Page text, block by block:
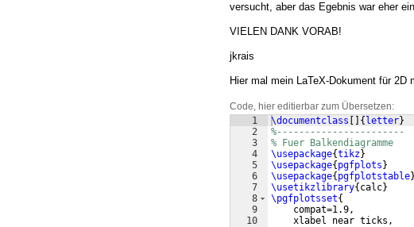
versucht, aber das Egebnis war eher
VIELEN DANK VORAB!
jkrais
Hier mal mein LaTeX-Dokument für 2D
Code, hier editierbar zum Übersetzen:
1
2
3
4
5
6
7
8
9
10
\documentclass { letter}
%-----------------------
% Fuer Balkendiagramme
\usepackage{tikz}
\usepackage{ pgfplots }
\usepackage{ pgfplotstable}
\usetikzlibrary{ calc}
\pgfplotsset{
    compat=1.9,
    xlabel near ticks,